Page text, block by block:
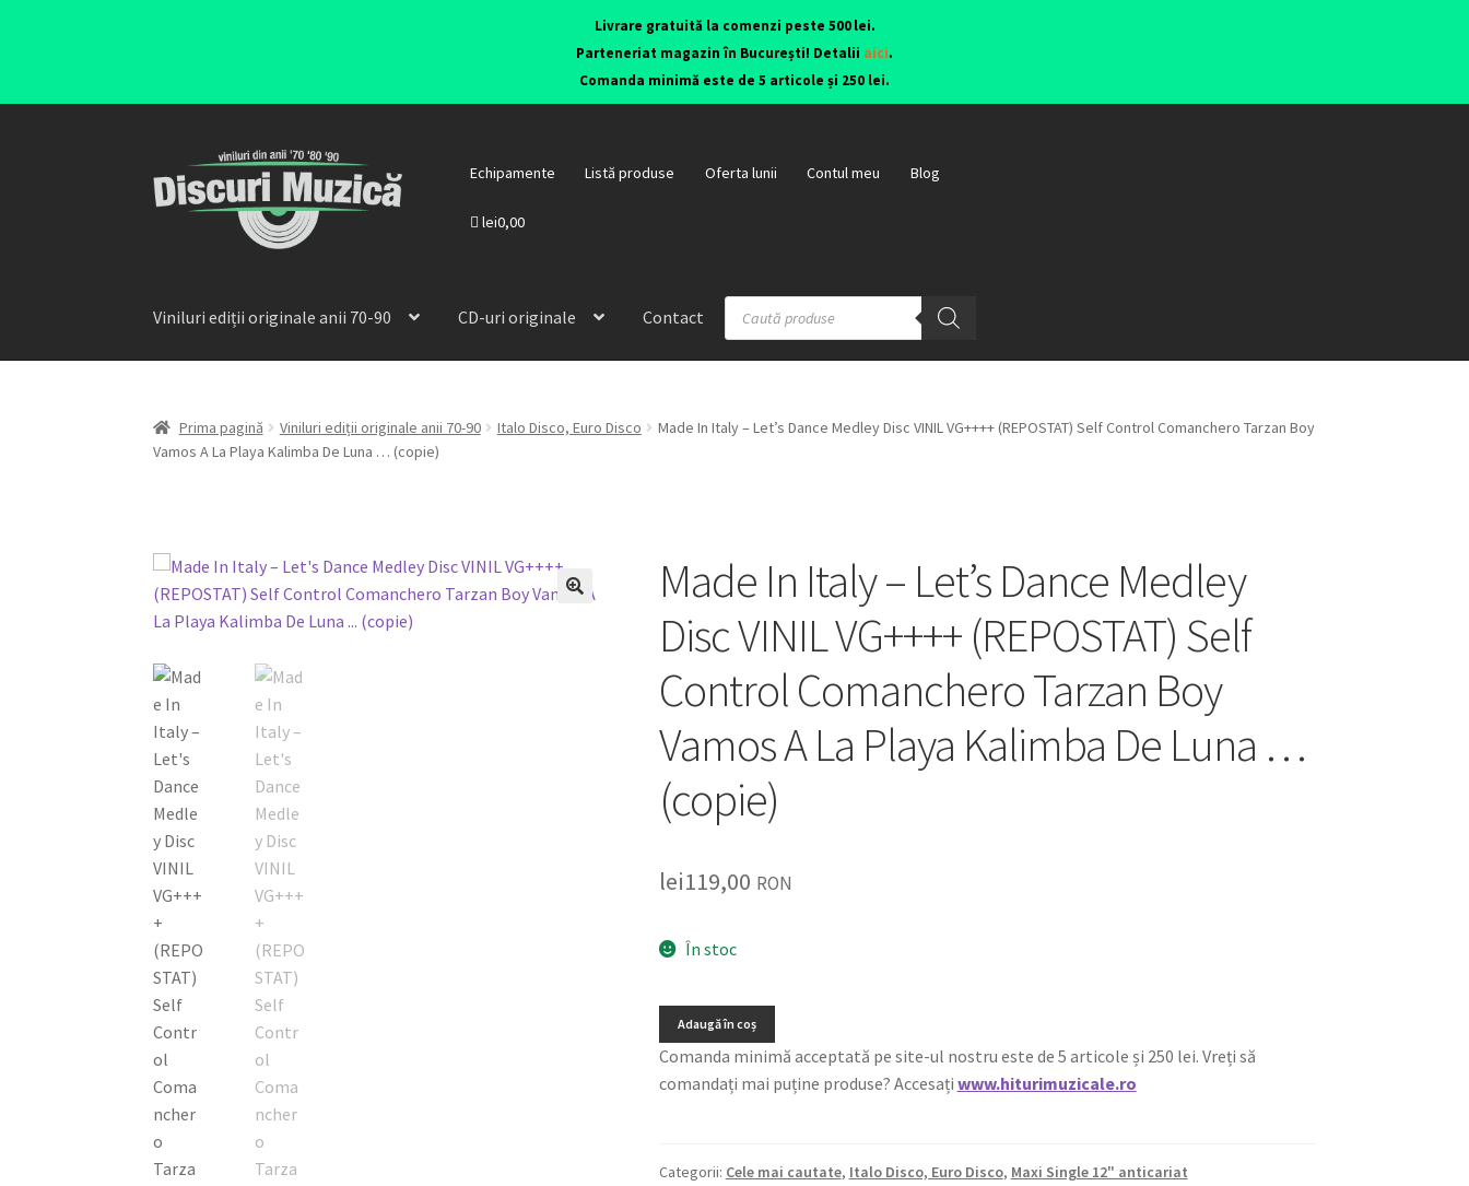
Livrare gratuită la comenzi peste 500 lei.
Parteneriat magazin în București! Detalii aici.
Comanda minimă este de 5 articole și 250 lei.
Echipamente Listă produse Oferta lunii Contul meu Blog
lei0,00
Viniluri ediții originale anii 70-90 CD-uri originale Contact
Prima pagină Viniluri ediții originale anii 70-90 Italo Disco, Euro Disco
Made In Italy – Let’s Dance Medley Disc VINIL VG++++ (REPOSTAT) Self Control Comanchero Tarzan Boy
Vamos A La Playa Kalimba De Luna … (copie)
Made In Italy – Let’s Dance Medley
Disc VINIL VG++++ (REPOSTAT) Self
Control Comanchero Tarzan Boy
Vamos A La Playa Kalimba De Luna …
(copie)
lei119,00 RON
În stoc
Adaugă în coș
Comanda minimă acceptată pe site-ul nostru este de 5 articole și 250 lei. Vreți să
comandați mai puține produse? Accesați www.hiturimuzicale.ro
Categorii: Cele mai cautate, Italo Disco, Euro Disco, Maxi Single 12" anticariat